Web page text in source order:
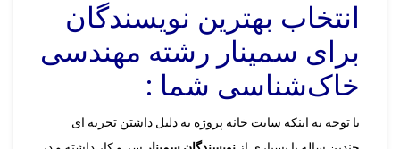
انتخاب بهترین نویسندگان
برای سمینار رشته مهندسی
خاک‌شناسی شما :
با توجه به اینکه سایت خانه پروژه به دلیل داشتن تجربه ای